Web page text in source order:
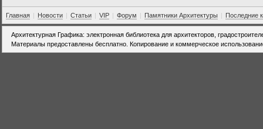
Главная | Новости | Статьи | VIP | Форум | Памятники Архитектуры | Последние
Архитектурная Графика: электронная библиотека для архитекторов,
Материалы предоставлены бесплатно. Копирование и коммерческое